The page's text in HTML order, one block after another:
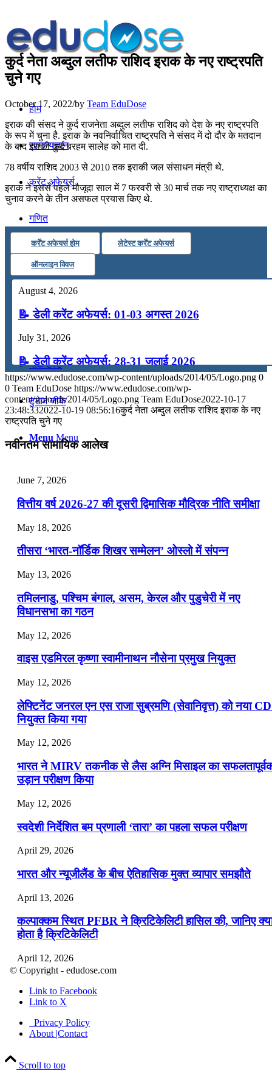
होम
सामान्यज्ञान
करेंट अफेयर्स
गणित
तर्कशक्ति
कंप्यूटर
मॉक टेस्ट
टुडेज जीके
Menu Menu
कुर्द नेता अब्दुल लतीफ राशिद इराक के नए राष्ट्रपति
चुने गए
October 17, 2022/by Team EduDose
इराक की संसद ने कुर्द राजनेता अब्दुल लतीफ राशिद को देश के नए राष्ट्रपति
के रूप में चुना है. इराक के नवनिर्वाचित राष्ट्रपति ने संसद में दो दौर के मतदान
के बाद इराकी कुर्द बरहम सालेह को मात दी.
78 वर्षीय राशिद 2003 से 2010 तक इराकी जल संसाधन मंत्री थे.
इराक ने इससे पहले मौजूदा साल में 7 फरवरी से 30 मार्च तक नए राष्ट्राध्यक्ष का
चुनाव करने के तीन असफल प्रयास किए थे.
कर्रेंट अफेयर्स होम लेटेस्ट कर्रेंट अफेयर्स
ऑनलाइन क्विज
August 4, 2026
📝 डेली करेंट अफेयर्स: 01-03 अगस्त 2026
July 31, 2026
📝 डेली करेंट अफेयर्स: 28-31 जुलाई 2026
July 28, 2026
📝 डेली करेंट अफेयर्स: 25-27 जुलाई 2026
July 25, 2026
July 22, 2026
📝 डेली करेंट अफेयर्स: 19-21 जुलाई 2026
July 19, 2026
📝 डेली करेंट अफेयर्स: 16-18 जुलाई 2026
July 16, 2026
📝 डेली करेंट अफेयर्स: 13-15 जुलाई 2026
https://www.edudose.com/wp-content/uploads/2014/05/Logo.png 0
0 Team EduDose https://www.edudose.com/wp-
content/uploads/2014/05/Logo.png Team EduDose2022-10-17
23:48:332022-10-19 08:56:16कुर्द नेता अब्दुल लतीफ राशिद इराक के नए
राष्ट्रपति चुने गए
नवीनतम सामायिक आलेख
June 7, 2026
वित्तीय वर्ष 2026-27 की दूसरी द्विमासिक मौद्रिक नीति समीक्षा
May 18, 2026
तीसरा ‘भारत-नॉर्डिक शिखर सम्मेलन’ ओस्लो में संपन्न
May 13, 2026
तमिलनाडु, पश्चिम बंगाल, असम, केरल और पुडुचेरी में नए
विधानसभा का गठन
May 12, 2026
वाइस एडमिरल कृष्णा स्वामीनाथन नौसेना प्रमुख नियुक्त
May 12, 2026
लेफ्टिनेंट जनरल एन एस राजा सुब्रमणि (सेवानिवृत्त) को नया
नियुक्त किया गया
May 12, 2026
भारत ने MIRV तकनीक से लैस अग्नि मिसाइल का
उड़ान परीक्षण किया
May 12, 2026
स्वदेशी निर्देशित बम प्रणाली ‘तारा’ का पहला सफल परीक्षण
April 29, 2026
भारत और न्यूजीलैंड के बीच ऐतिहासिक मुक्त व्यापार समझौते
April 13, 2026
कल्पाक्कम स्थित PFBR ने क्रिटिकेलिटी हासिल की, जानिए
होता है क्रिटिकेलिटी
April 12, 2026
April 9, 2026
नासा का आर्टेमिस-2 मिशन: मनुष्य एक बार फिर से चंद्रमा के
पहुंचा
April 7, 2026
© Copyright - edudose.com
Link to Facebook
Link to X
Privacy Policy
About |Contact
Scroll to top